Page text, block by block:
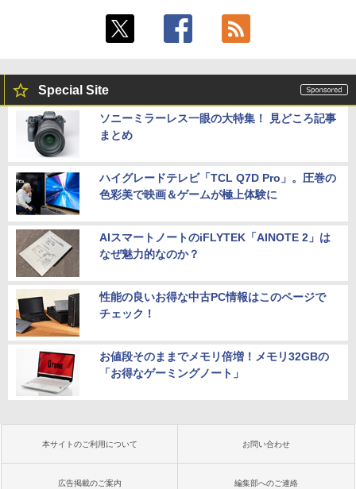
Special Site
ソニーミラーレス一眼の大特集！ 見どころ記事
まとめ
ハイグレードテレビ「TCL Q7D Pro」。圧巻の
色彩美で映画＆ゲームが極上体験に
AIスマートノートのiFLYTEK「AINOTE 2」は
なぜ魅力的なのか？
性能の良いお得な中古PC情報はこのページで
チェック！
お値段そのままでメモリ倍増！メモリ32GBの
「お得なゲーミングノート」
本サイトのご利用について お問い合わせ
広告掲載のご案内 編集部へのご連絡